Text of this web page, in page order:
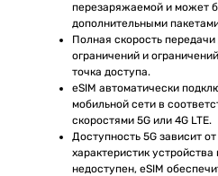
перезаряжаемой и может
дополнительными
Полная скорость
ограничений и
точка доступа.
eSIM автоматически
мобильной сети в
скоростями 5G или 4G LTE.
Доступность 5G зависит
характеристик
недоступен, eSIM